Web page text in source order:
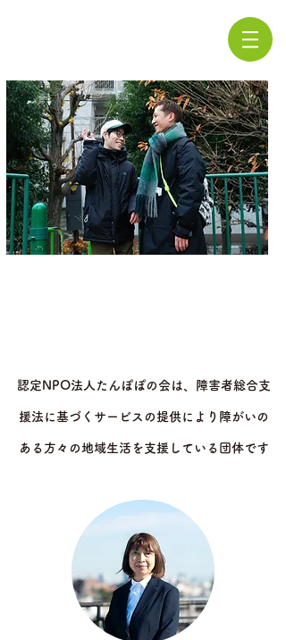
認定NPO法人たんぽぽの会は、障害者総合支
援法に基づくサービスの提供により障がいの
ある方々の地域生活を支援している団体です​